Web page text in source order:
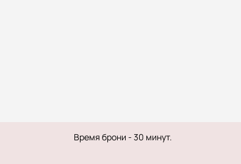
Время брони - 30 минут.